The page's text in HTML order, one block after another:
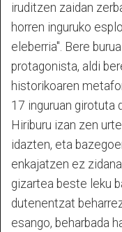
iruditzen zaidan
horren inguruko
eleberria". Bere
protagonista, aldi
historikoaren
17 inguruan girotuta
Hiriburu izan zen
idazten, eta
enkajatzen ez
gizartea beste leku
dutenentzat
esango, beharbada